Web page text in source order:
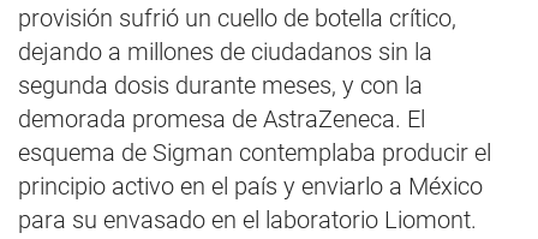
provisión sufrió un cuello de botella crítico,
dejando a millones de ciudadanos sin la
segunda dosis durante meses, y con la
demorada promesa de AstraZeneca. El
esquema de Sigman contemplaba producir el
principio activo en el país y enviarlo a México
para su envasado en el laboratorio Liomont.